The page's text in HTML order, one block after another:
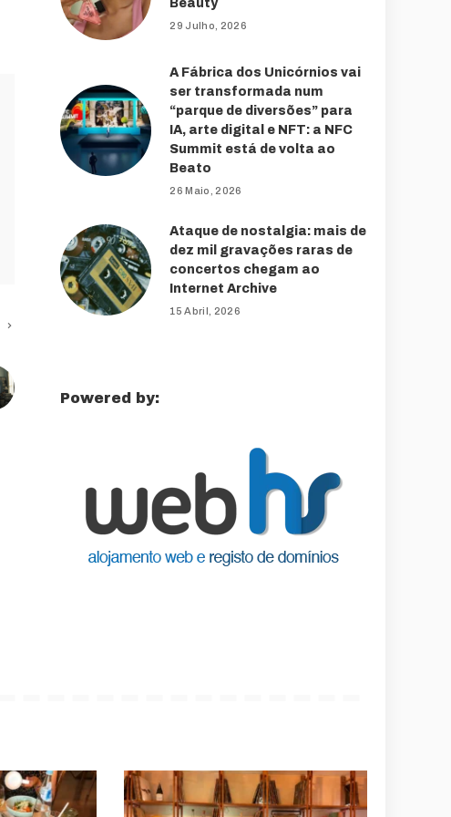
Beauty
29 Julho, 2026
A Fábrica dos Unicórnios vai
ser transformada num
“parque de diversões” para
IA, arte digital e NFT: a NFC
Summit está de volta ao
Beato
26 Maio, 2026
Ataque de nostalgia: mais de
dez mil gravações raras de
concertos chegam ao
Internet Archive
15 Abril, 2026
Powered by: